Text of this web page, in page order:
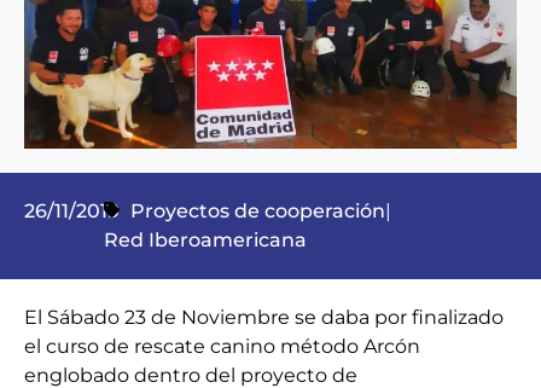
26/11/2019 Proyectos de cooperación|
Red Iberoamericana
El Sábado 23 de Noviembre se daba por finalizado
el curso de rescate canino método Arcón
englobado dentro del proyecto de